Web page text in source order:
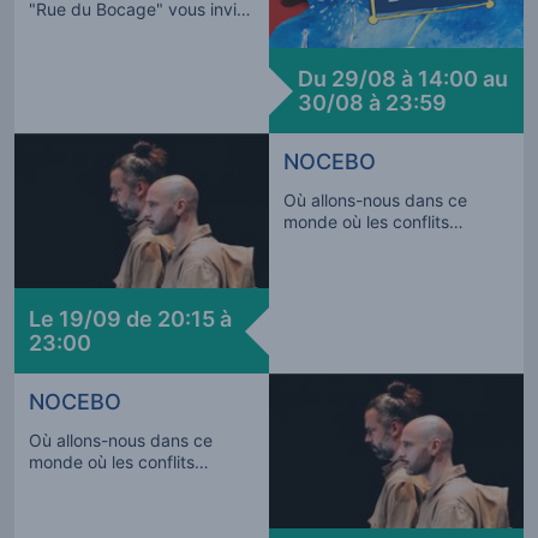
Du 29/08 à 14:00 au
30/08 à 23:59
"Rue du Bocage" vous invite
une ambiance conviviale et
festive. 25 compagnies
belges et étrangères vous
présenteront plus de 70
représentations. Retrouvez-
nous les 29 et 30 août pour
du rire, de la poésie et du
partage !
Le 19/09 de 20:15 à
23:00
NOCEBO
Où allons-nous dans ce
monde où les conflits
néfastes peut réellement
provoquer leur apparition.
Par la Compagnie Eranova.
NOCEBO
Où allons-nous dans ce
monde où les conflits